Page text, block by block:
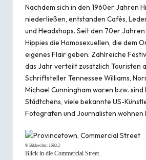
Nachdem sich in den 1960er Jahren
niederließen, entstanden Cafés,
und Headshops. Seit den 70er
Hippies die Homosexuellen, die dem
eigenes Flair geben. Zahlreiche
das Jahr verteilt zusätzlich Touristen
Schriftsteller Tennessee Williams,
Michael Cunningham waren bzw. sind
Städtchens, viele bekannte US-
Fotografen und Journalisten wohnen
© Bildrechte: 1683.2
Blick in die Commercial Street.